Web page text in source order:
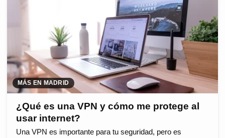
MÁS EN MADRID
¿Qué es una VPN y cómo me protege al
usar internet?
Una VPN es importante para tu seguridad, pero es